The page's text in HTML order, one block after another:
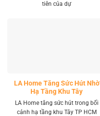
tiên của dự
LA Home Tăng Sức Hút Nhờ
Hạ Tầng Khu Tây
LA Home tăng sức hút trong bối
cảnh hạ tầng khu Tây TP HCM